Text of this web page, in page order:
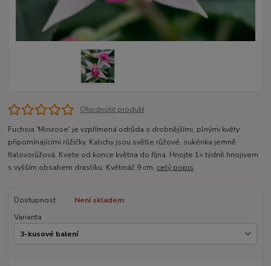
Ohodnotit produkt
Fuchsia 'Minirose' je vzpřímená odrůda s drobnějšími, plnými květy
připomínajícími růžičky. Kalichy jsou světle růžové, sukénka jemně
fialovorůžová. Kvete od konce května do října. Hnojte 1× týdně hnojivem
s vyšším obsahem draslíku. Květináč 9 cm. celý popis
Dostupnost
Není skladem
Varianta